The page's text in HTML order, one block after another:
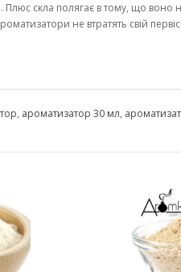
Плюс скла полягає в тому, що воно
не втратять свій
, ароматизатор 30 мл,